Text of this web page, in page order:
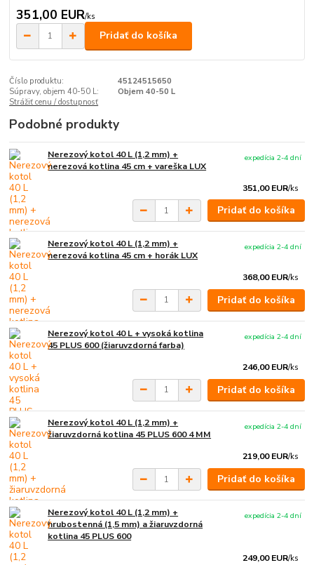
351,00 EUR/ks
Pridať do košíka
Číslo produktu:
45124515650
Súpravy, objem 40-50 L:
Objem 40-50 L
Strážiť cenu / dostupnosť
Podobné produkty
Nerezový kotol 40 L (1,2 mm) +
nerezová kotlina 45 cm + vareška LUX
351,00 EUR/ks
expedícia 2-4 dní
Pridať do košíka
Nerezový kotol 40 L (1,2 mm) +
nerezová kotlina 45 cm + horák LUX
368,00 EUR/ks
expedícia 2-4 dní
Pridať do košíka
Nerezový kotol 40 L + vysoká kotlina
45 PLUS 600 (žiaruvzdorná farba)
246,00 EUR/ks
expedícia 2-4 dní
Pridať do košíka
Nerezový kotol 40 L (1,2 mm) +
žiaruvzdorná kotlina 45 PLUS 600 4 MM
219,00 EUR/ks
expedícia 2-4 dní
Pridať do košíka
Nerezový kotol 40 L (1,2 mm) +
hrubostenná (1,5 mm) a žiaruvzdorná
kotlina 45 PLUS 600
249,00 EUR/ks
expedícia 2-4 dní